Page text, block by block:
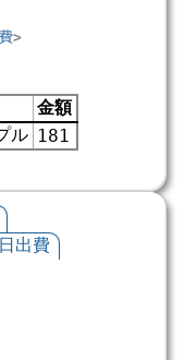
金額
ル 181
出費